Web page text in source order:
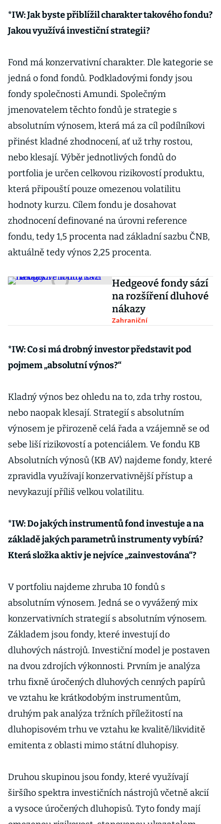
*IW: Jak byste přiblížil charakter takového fondu?
Jakou využívá investiční strategii?
Fond má konzervativní charakter. Dle kategorie se
jedná o fond fondů. Podkladovými fondy jsou
fondy společnosti Amundi. Společným
jmenovatelem těchto fondů je strategie s
absolutním výnosem, která má za cíl podílníkovi
přinést kladné zhodnocení, ať už trhy rostou,
nebo klesají. Výběr jednotlivých fondů do
portfolia je určen celkovou rizikovostí produktu,
která připouští pouze omezenou volatilitu
hodnoty kurzu. Cílem fondu je dosahovat
zhodnocení definované na úrovni reference
fondu, tedy 1,5 procenta nad základní sazbu ČNB,
aktuálně tedy výnos 2,25 procenta.
Hedgeové fondy sází
na rozšíření dluhové
nákazy
Zahraniční
*IW: Co si má drobný investor představit pod
pojmem „absolutní výnos?“
Kladný výnos bez ohledu na to, zda trhy rostou,
nebo naopak klesají. Strategií s absolutním
výnosem je přirozeně celá řada a vzájemně se od
sebe liší rizikovostí a potenciálem. Ve fondu KB
Absolutních výnosů (KB AV) najdeme fondy, které
zpravidla využívají konzervativnější přístup a
nevykazují příliš velkou volatilitu.
*IW: Do jakých instrumentů fond investuje a na
základě jakých parametrů instrumenty vybírá?
Která složka aktiv je nejvíce „zainvestována“?
V portfoliu najdeme zhruba 10 fondů s
absolutním výnosem. Jedná se o vyvážený mix
konzervativních strategií s absolutním výnosem.
Základem jsou fondy, které investují do
dluhových nástrojů. Investiční model je postaven
na dvou zdrojích výkonnosti. Prvním je analýza
trhu fixně úročených dluhových cenných papírů
ve vztahu ke krátkodobým instrumentům,
druhým pak analýza tržních příležitostí na
dluhopisovém trhu ve vztahu ke kvalitě/likviditě
emitenta z oblasti mimo státní dluhopisy.
Druhou skupinou jsou fondy, které využívají
širšího spektra investičních nástrojů včetně akcií
a vysoce úročených dluhopisů. Tyto fondy mají